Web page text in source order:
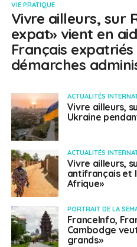
VIE PRATIQUE
Vivre ailleurs, sur
expat» vient en
Français
démarches
ACTUALITÉS
Vivre ailleurs,
Ukraine
ACTUALITÉS
Vivre ailleurs,
antifrançais et
Afrique»
PORTRAIT DE LA
FranceInfo,
Cambodge
grands»